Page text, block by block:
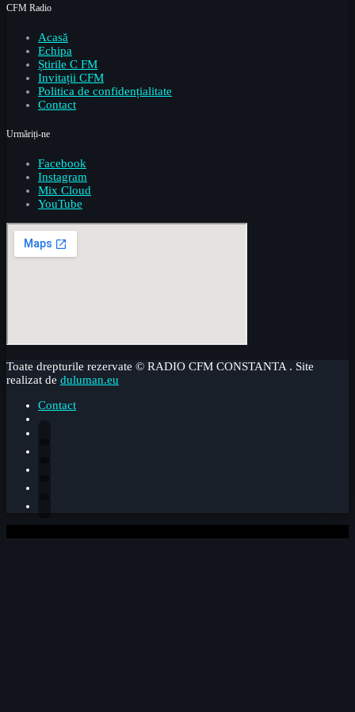
CFM Radio
Acasă
Echipa
Știrile C FM
Invitații CFM
Politica de confidențialitate
Contact
Urmăriți-ne
Facebook
Instagram
Mix Cloud
YouTube
Toate drepturile rezervate © RADIO CFM CONSTANTA . Site
realizat de duluman.eu
Contact